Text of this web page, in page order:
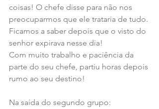
coisas! O chefe disse para não nos
preocuparmos que ele trataria de tudo.
Ficamos a saber depois que o visto do
senhor expirava nesse dia!
Com muito trabalho e paciência da
parte do seu chefe, partiu horas depois
rumo ao seu destino!
Na saída do segundo grupo: